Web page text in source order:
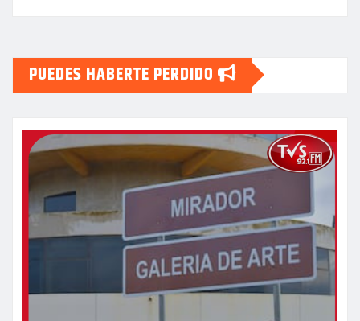
PUEDES HABERTE PERDIDO